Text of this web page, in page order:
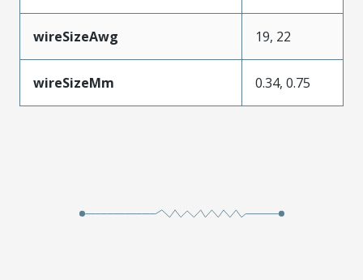
wireSizeAwg 19, 22
wireSizeMm 0.34, 0.75